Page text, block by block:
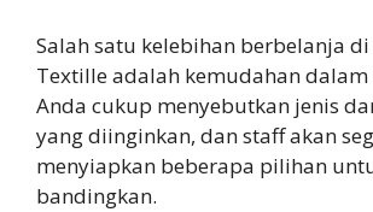
Salah satu kelebihan berbelanja
Textille adalah kemudahan dalam
Anda cukup menyebutkan jenis
yang diinginkan, dan staff akan
menyiapkan beberapa pilihan
bandingkan.